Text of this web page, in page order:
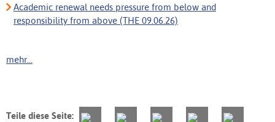
Academic renewal needs pressure from below and
responsibility from above (THE 09.06.26)
mehr...
Teile diese Seite: